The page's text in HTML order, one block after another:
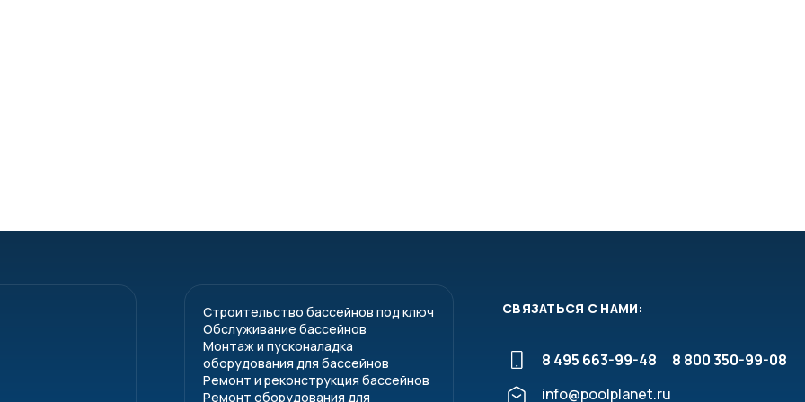
выходы
предупредительное сообщение и тревожное сообщение (230 переменный ток,
RS232 / Опционально RS485
Строительство бассейнов под ключ
Обслуживание бассейнов
Монтаж и пусконаладка
оборудования для бассейнов
Ремонт и реконструкция бассейнов
Ремонт оборудования для
СВЯЗАТЬСЯ С НАМИ:
8 495 663-99-48
8 800 350-99-08
info@poolplanet.ru